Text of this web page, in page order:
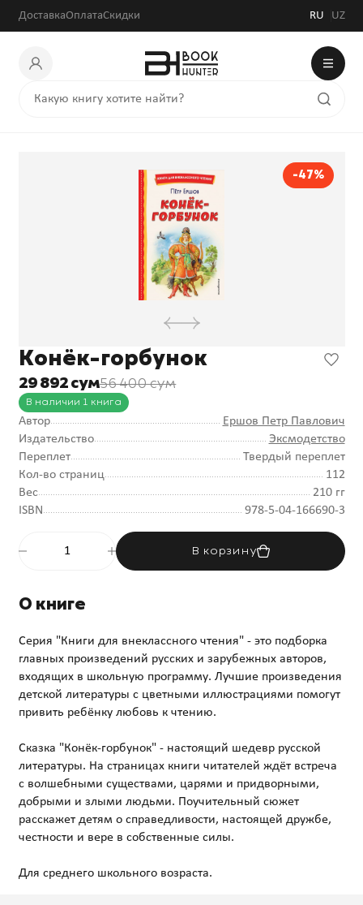
ДоставкаОплатаСкидки RU UZ
-47%
Конёк-горбунок
29 892 сум56 400 сум
В наличии 1 книга
Автор
Ершов Петр Павлович
Издательство
Эксмодетство
Переплет
Твердый переплет
Кол-во страниц
112
Вес
210 гг
ISBN
978-5-04-166690-3
В корзину
О книге
Серия "Книги для внеклассного чтения" - это подборка
главных произведений русских и зарубежных авторов,
входящих в школьную программу. Лучшие произведения
детской литературы с цветными иллюстрациями помогут
привить ребёнку любовь к чтению.
Сказка "Конёк-горбунок" - настоящий шедевр русской
литературы. На страницах книги читателей ждёт встреча
с волшебными существами, царями и придворными,
добрыми и злыми людьми. Поучительный сюжет
расскажет детям о справедливости, настоящей дружбе,
честности и вере в собственные силы.